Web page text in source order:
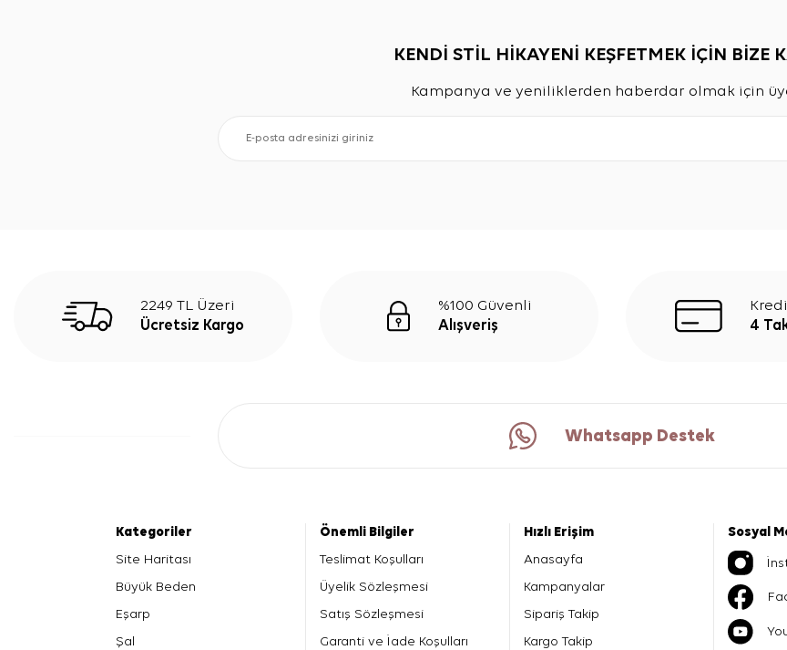
KENDİ STİL HİKAYENİ KEŞFETMEK İÇİN BİZE
Kampanya ve yeniliklerden haberdar olmak için
2249 TL Üzeri
Ücretsiz Kargo
%100 Güvenli
Alışveriş
4
Whatsapp Destek
Kategoriler
Site Haritası
Büyük Beden
Eşarp
Şal
Önemli Bilgiler
Teslimat Koşulları
Üyelik Sözleşmesi
Satış Sözleşmesi
Garanti ve İade Koşulları
Hızlı Erişim
Anasayfa
Kampanyalar
Sipariş Takip
Kargo Takip
Sosyal